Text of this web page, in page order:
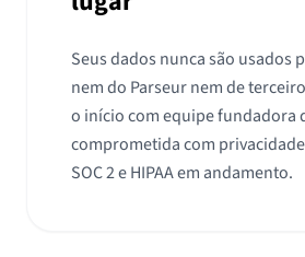
Seus dados nunca são usados
nem do Parseur nem de
o início com equipe fundadora
comprometida com
SOC 2 e HIPAA em andamento.